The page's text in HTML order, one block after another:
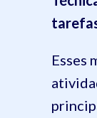
Esses